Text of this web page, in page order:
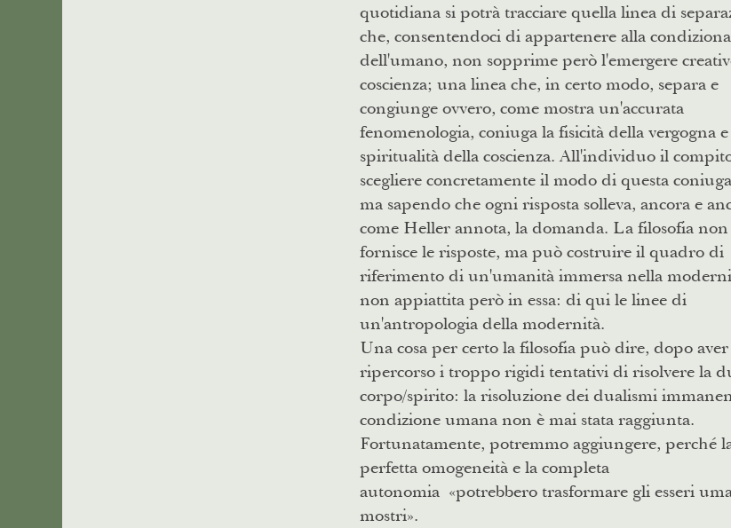
quotidiana si potrà tracciare quella linea di
che, consentendoci di appartenere alla
dell'umano, non sopprime però l'emergere
coscienza; una linea che, in certo modo, separa e
congiunge ovvero, come mostra un'accurata
fenomenologia, coniuga la fisicità della vergogna
spiritualità della coscienza. All'individuo il
scegliere concretamente il modo di questa
ma sapendo che ogni risposta solleva, ancora e
come Heller annota, la domanda. La filosofia non
fornisce le risposte, ma può costruire il quadro di
riferimento di un'umanità immersa nella
non appiattita però in essa: di qui le linee di
un'antropologia della modernità.
Una cosa per certo la filosofia può dire, dopo aver
ripercorso i troppo rigidi tentativi di risolvere la
corpo/spirito: la risoluzione dei dualismi
condizione umana non è mai stata raggiunta.
Fortunatamente, potremmo aggiungere, perché
perfetta omogeneità e la completa
autonomia «potrebbero trasformare gli esseri
mostri».